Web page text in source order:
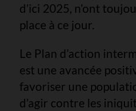
d’ici 2025, n’ont
place à ce jour.
Le Plan d’action
est une avancée
favoriser une
d’agir contre les